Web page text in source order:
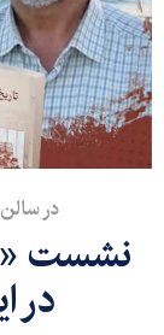
در
نشست
در